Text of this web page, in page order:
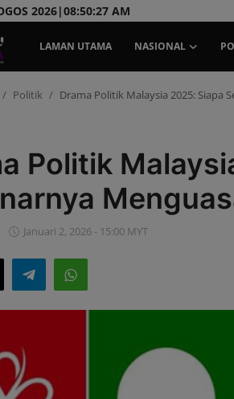
2026|08:50:28 AM
LAMAN UTAMA NASIONAL
Politik Drama Politik Malaysia 2025: Siapa
Politik
Januari 2, 2026 - 15:00 MYT